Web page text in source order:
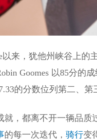
以来，犹他州峡谷上
Goomes 以85分的
的分数位列第二、第
就，都离不开一辆品
的每一次迭代， 骑行变